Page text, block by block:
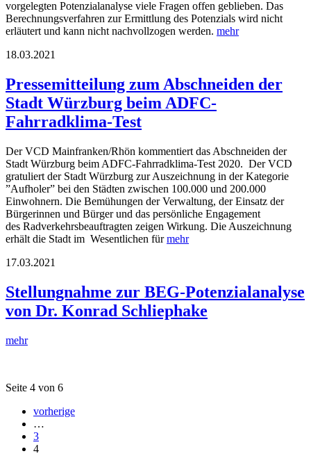
vorgelegten Potenzialanalyse viele Fragen offen geblieben. Das
Berechnungsverfahren zur Ermittlung des Potenzials wird nicht
erläutert und kann nicht nachvollzogen werden. mehr
18.03.2021
Pressemitteilung zum Abschneiden der
Stadt Würzburg beim ADFC-
Fahrradklima-Test
Der VCD Mainfranken/Rhön kommentiert das Abschneiden der
Stadt Würzburg beim ADFC-Fahrradklima-Test 2020. Der VCD
gratuliert der Stadt Würzburg zur Auszeichnung in der Kategorie
”Aufholer” bei den Städten zwischen 100.000 und 200.000
Einwohnern. Die Bemühungen der Verwaltung, der Einsatz der
Bürgerinnen und Bürger und das persönliche Engagement
des Radverkehrsbeauftragten zeigen Wirkung. Die Auszeichnung
erhält die Stadt im Wesentlichen fürmehr
17.03.2021
Stellungnahme zur BEG-Potenzialanalyse
von Dr. Konrad Schliephake
mehr
Seite 4 von 6
vorherige
…
3
4